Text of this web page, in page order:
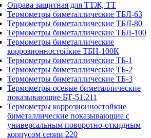
Оправа защитная для ТТЖ, ТТ
Термометры биметаллические ТБЛ-63
Термометры биметаллические ТБЛ-80
Термометры биметаллические ТБЛ-100
Термометры биметаллические
коррозионностойкие ТБН-100К
Термометры биметаллические ТБ-1
Термометры биметаллические ТБ-2
Термометры биметаллические ТБ-3
Термометры осевые биметаллические
показывающие БТ-51.211
Термометры коррозионностойкие
биметаллические показывающие с
универсальным поворотно-откидным
корпусом серии 220